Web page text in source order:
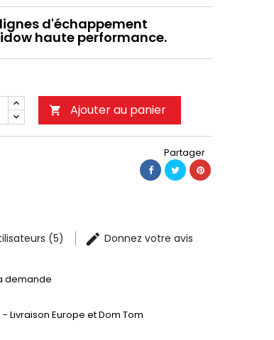
d'échappement
haute performance.
 Ajouter au panier
Partager
(5)
Donnez votre avis
demande
- Livraison Europe et Dom Tom